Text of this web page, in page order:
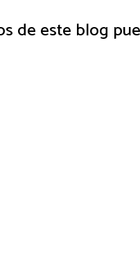
de este blog